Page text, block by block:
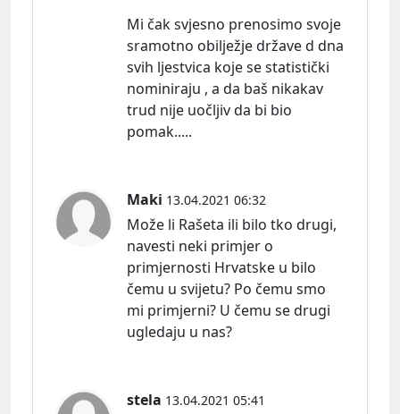
Mi čak svjesno prenosimo svoje
sramotno obilježje države d dna
svih ljestvica koje se statistički
nominiraju , a da baš nikakav
trud nije uočljiv da bi bio
pomak.....
Maki 13.04.2021 06:32
Može li Rašeta ili bilo tko drugi,
navesti neki primjer o
primjernosti Hrvatske u bilo
čemu u svijetu? Po čemu smo
mi primjerni? U čemu se drugi
ugledaju u nas?
stela 13.04.2021 05:41